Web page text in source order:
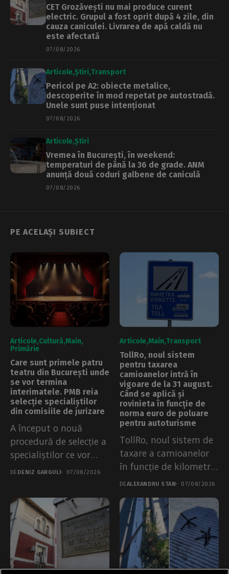
CET Grozăvești nu mai produce curent
electric. Grupul a fost oprit după 4 zile, din
cauza caniculei. Livrarea de apă caldă nu
este afectată
07/08/2026
Articole Știri Transport
Pericol pe A2: obiecte metalice,
descoperite în mod repetat pe autostradă.
Unele sunt puse intenționat
07/08/2026
Articole Știri
Vremea în București, în weekend:
temperaturi de până la 36 de grade. ANM
anunță două coduri galbene de caniculă
07/08/2026
PE ACELAȘI SUBIECT
Articole Cultură Main
Primărie
Care sunt primele patru
teatru din București unde
se vor termina
interimatele. PMB reia
selecție specialiștilor
din comisiile de jurizare
A început o nouă
procedură de selecție a
specialiștilor ce vor
face...
DE DENIZ GARGULI 07/08/2026
Articole Main Transport
TollRo, noul sistem
pentru taxarea
camioanelor intră în
vigoare de la 31 august.
Când se aplică și
rovinieta în funcție de
norma euro de poluare
pentru autoturisme
TollRo, noul sistem de
taxare a camioanelor
în funcție de kilometri
parcurși,...
DEALEXANDRU STAN 07/08/2026